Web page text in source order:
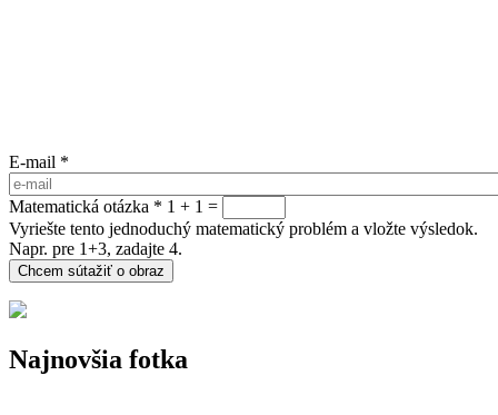
E-mail *
Matematická otázka * 1 + 1 =
Vyriešte tento jednoduchý matematický problém a vložte výsledok.
Napr. pre 1+3, zadajte 4.
Najnovšia fotka